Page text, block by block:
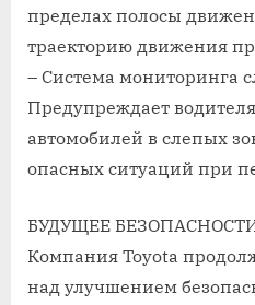
пределах полосы
траекторию движения
– Система мониторинга
Предупреждает
автомобилей в слепых
опасных ситуаций при
БУДУЩЕЕ БЕЗОПАСНОСТИ
Компания Toyota
над улучшением